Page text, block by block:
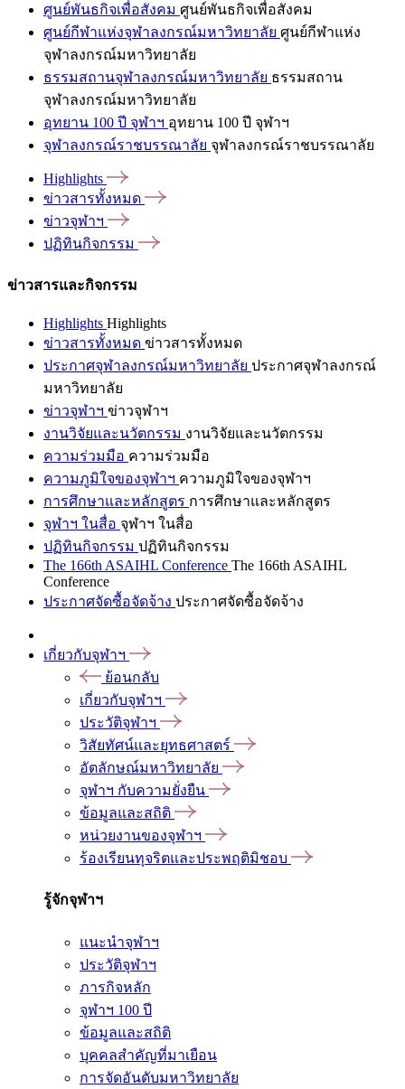
ศูนย์พันธกิจเพื่อสังคม ศูนย์พันธกิจเพื่อสังคม
ศูนย์กีฬาแห่งจุฬาลงกรณ์มหาวิทยาลัย ศูนย์กีฬาแห่ง
จุฬาลงกรณ์มหาวิทยาลัย
ธรรมสถานจุฬาลงกรณ์มหาวิทยาลัย ธรรมสถาน
จุฬาลงกรณ์มหาวิทยาลัย
อุทยาน 100 ปี จุฬาฯ อุทยาน 100 ปี จุฬาฯ
จุฬาลงกรณ์ราชบรรณาลัย จุฬาลงกรณ์ราชบรรณาลัย
Highlights
ข่าวสารทั้งหมด
ข่าวจุฬาฯ
ปฏิทินกิจกรรม
ข่าวสารและกิจกรรม
Highlights Highlights
ข่าวสารทั้งหมด ข่าวสารทั้งหมด
ประกาศจุฬาลงกรณ์มหาวิทยาลัย ประกาศจุฬาลงกรณ์
มหาวิทยาลัย
ข่าวจุฬาฯ ข่าวจุฬาฯ
งานวิจัยและนวัตกรรม งานวิจัยและนวัตกรรม
ความร่วมมือ ความร่วมมือ
ความภูมิใจของจุฬาฯ ความภูมิใจของจุฬาฯ
การศึกษาและหลักสูตร การศึกษาและหลักสูตร
จุฬาฯ ในสื่อ จุฬาฯ ในสื่อ
ปฏิทินกิจกรรม ปฏิทินกิจกรรม
The 166th ASAIHL Conference The 166th ASAIHL
Conference
ประกาศจัดซื้อจัดจ้าง ประกาศจัดซื้อจัดจ้าง
เกี่ยวกับจุฬาฯ
ย้อนกลับ
เกี่ยวกับจุฬาฯ
ประวัติจุฬาฯ
วิสัยทัศน์และยุทธศาสตร์
อัตลักษณ์มหาวิทยาลัย
จุฬาฯ กับความยั่งยืน
ข้อมูลและสถิติ
หน่วยงานของจุฬาฯ
ร้องเรียนทุจริตและประพฤติมิชอบ
รู้จักจุฬาฯ
แนะนำจุฬาฯ
ประวัติจุฬาฯ
ภารกิจหลัก
จุฬาฯ 100 ปี
ข้อมูลและสถิติ
บุคคลสำคัญที่มาเยือน
การจัดอันดับมหาวิทยาลัย